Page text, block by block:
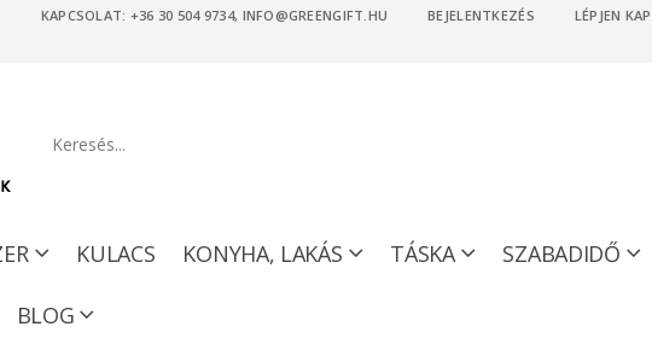
KAPCSOLAT: +36 30 504 9734, INFO@GREENGIFT.HU BEJELENTKEZÉS
LÉPJEN
KULACS KONYHA, LAKÁS TÁSKA SZABADIDŐ
BLOG